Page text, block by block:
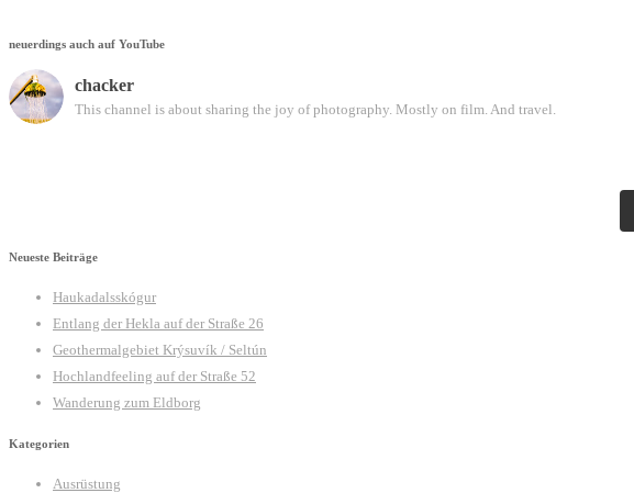
neuerdings auch auf YouTube
chacker
This channel is about sharing the joy of photography. Mostly on film. And travel.
Neueste Beiträge
Haukadalsskógur
Entlang der Hekla auf der Straße 26
Geothermalgebiet Krýsuvík / Seltún
Hochlandfeeling auf der Straße 52
Wanderung zum Eldborg
Kategorien
Ausrüstung